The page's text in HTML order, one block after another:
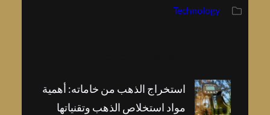
Technology
استخراج الذهب من خاماته: أهمية
مواد استخلاص الذهب وتقنياتها